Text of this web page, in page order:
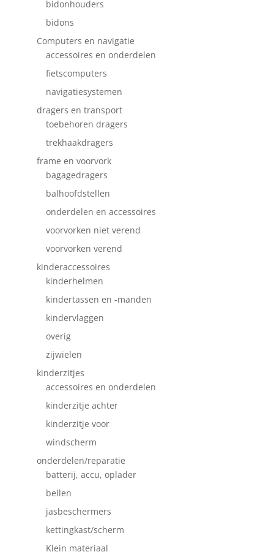
bidonhouders
bidons
Computers en navigatie
accessoires en onderdelen
fietscomputers
navigatiesystemen
dragers en transport
toebehoren dragers
trekhaakdragers
frame en voorvork
bagagedragers
balhoofdstellen
onderdelen en accessoires
voorvorken niet verend
voorvorken verend
kinderaccessoires
kinderhelmen
kindertassen en -manden
kindervlaggen
overig
zijwielen
kinderzitjes
accessoires en onderdelen
kinderzitje achter
kinderzitje voor
windscherm
onderdelen/reparatie
batterij, accu, oplader
bellen
jasbeschermers
kettingkast/scherm
Klein materiaal